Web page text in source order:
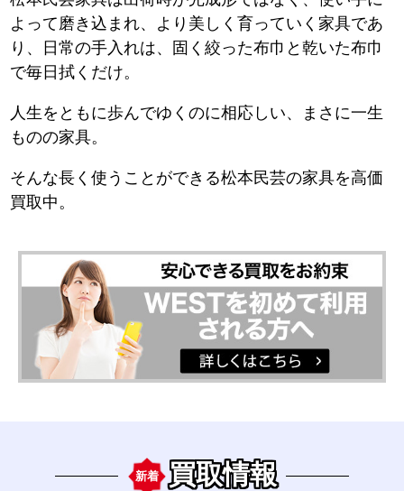
よって磨き込まれ、より美しく育っていく家具であ
り、日常の手入れは、固く絞った布巾と乾いた布巾
で毎日拭くだけ。
人生をともに歩んでゆくのに相応しい、まさに一生
ものの家具。
そんな長く使うことができる松本民芸の家具を高価
買取中。
新着 買取情報